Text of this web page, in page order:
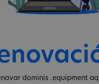
dominis .equipment